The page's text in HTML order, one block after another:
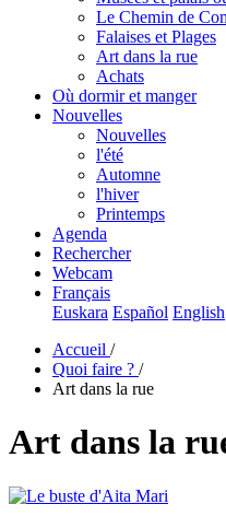
Le Chemin de
Falaises et Plages
Art dans la rue
Achats
Où dormir et manger
Nouvelles
Nouvelles
l'été
Automne
l'hiver
Printemps
Agenda
Rechercher
Webcam
Français
Euskara Español English
Accueil /
Quoi faire ? /
Art dans la rue
Art dans la